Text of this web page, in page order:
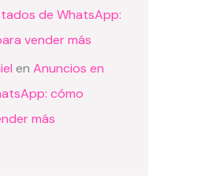
de WhatsApp:
vender más
en Anuncios en
cómo
más